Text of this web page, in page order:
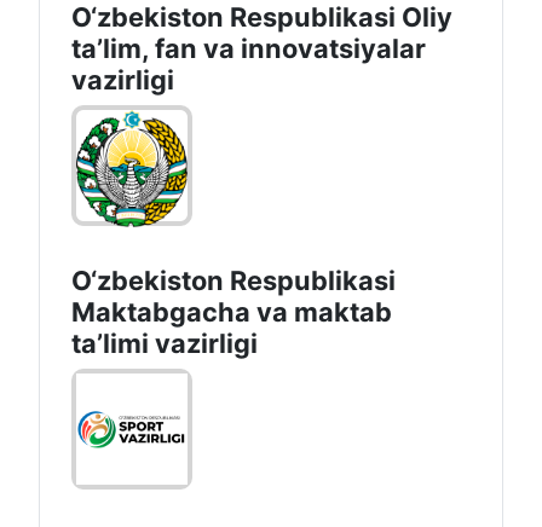
O‘zbekiston Respublikasi Oliy
taʼlim, fan va innovatsiyalar
vazirligi
O‘zbekiston Respublikasi
Maktabgacha va maktab
taʼlimi vazirligi